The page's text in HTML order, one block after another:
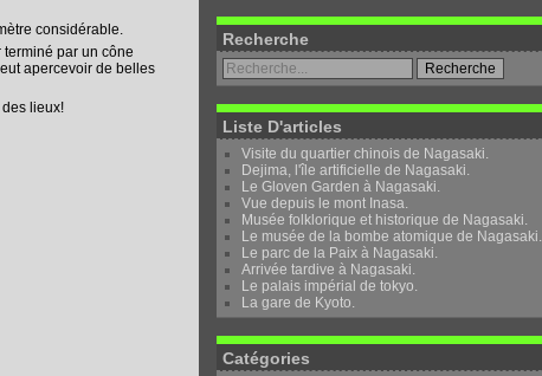
considérable.
par un cône
apercevoir de belles
lieux!
Recherche
Liste D'articles
Visite du quartier chinois de Nagasaki.
Dejima, l'île artificielle de Nagasaki.
Le Gloven Garden à Nagasaki.
Vue depuis le mont Inasa.
Musée folklorique et historique de Nagasaki.
Le musée de la bombe atomique de Nagasaki.
Le parc de la Paix à Nagasaki.
Arrivée tardive à Nagasaki.
Le palais impérial de tokyo.
La gare de Kyoto.
Catégories